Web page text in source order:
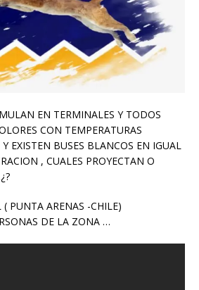
EN TERMINALES Y TODOS
CON TEMPERATURAS
EXISTEN BUSES BLANCOS EN IGUAL
, CUALES PROYECTAN O
PUNTA ARENAS -CHILE)
DE LA ZONA …